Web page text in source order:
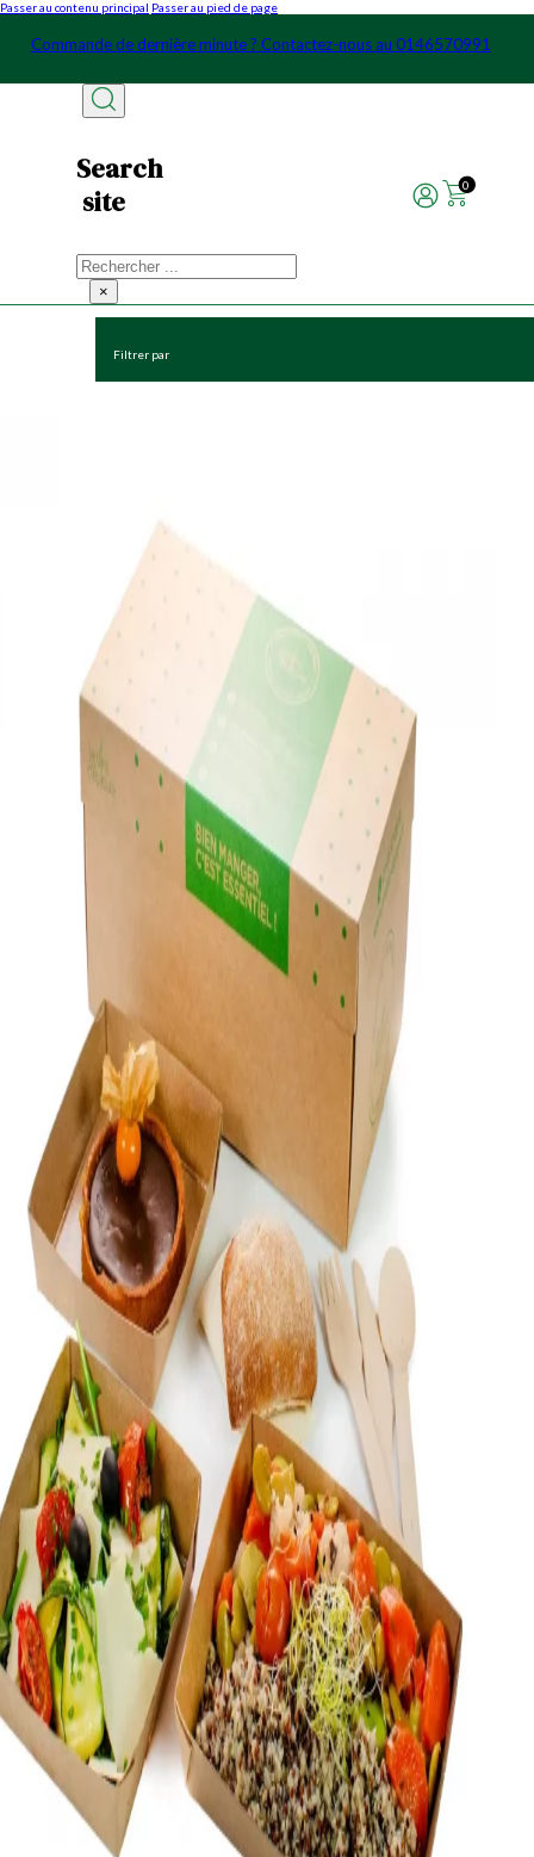
Passer au contenu principal Passer au pied de page
Commande de dernière minute ? Contactez-nous au
Search
site
Rechercher
×
0
Filtrer par